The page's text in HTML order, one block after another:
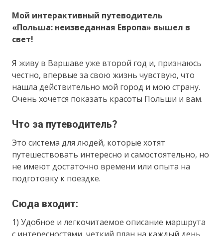
Мой интерактивный путеводитель
«Польша: неизведанная Европа» вышел в
свет!
Я живу в Варшаве уже второй год и, признаюсь
честно, впервые за свою жизнь чувствую, что
нашла действительно мой город и мою страну.
Очень хочется показать красоты Польши и вам.
Что за путеводитель?
Это система для людей, которые хотят
путешествовать интересно и самостоятельно, но
не имеют достаточно времени или опыта на
подготовку к поездке.
Сюда входит:
1) Удобное и легкочитаемое описание маршрута